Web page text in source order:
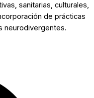
sanitarias, culturales,
de prácticas
neurodivergentes.